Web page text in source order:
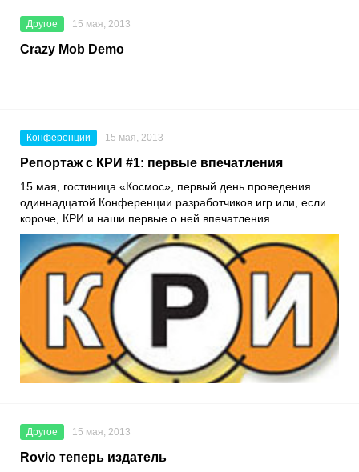
Другое 15 мая, 2013
Crazy Mob Demo
Конференции 15 мая, 2013
Репортаж с КРИ #1: первые впечатления
15 мая, гостиница «Космос», первый день проведения
одиннадцатой Конференции разработчиков игр или, если
короче, КРИ и наши первые о ней впечатления.
Другое 15 мая, 2013
Rovio теперь издатель